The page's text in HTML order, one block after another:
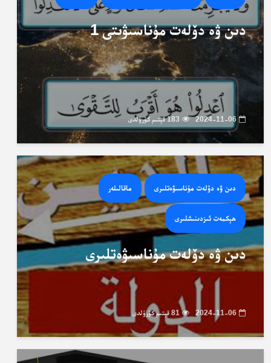
دىن ۋە دۆلەت مۇناسىۋىتى 1
2024-11-06 183 قېتىم كۆرۈلدى
دىن ۋە دۆلەت مۇناسىۋەتلىرى ماقالىلەر
ھېكمەت ئىزدىنىشلىرى
دىن ۋە دۆلەت مۇناسىۋەتلىرى
2024-11-06 81 قېتىم كۆرۈلدى